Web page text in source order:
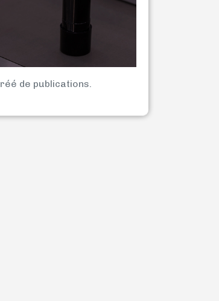
de publications.